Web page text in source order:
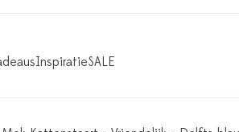
InspiratieSALE